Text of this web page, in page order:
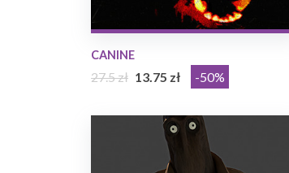
CANINE
27.5 zł 13.75 zł -50%